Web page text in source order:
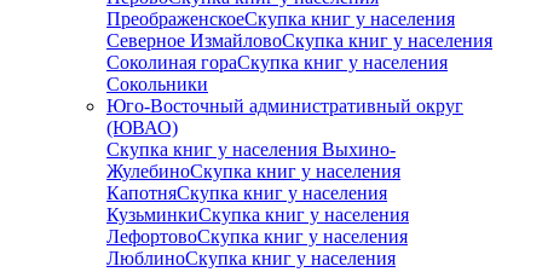
ПреображенскоеСкупка книг у населения
Северное ИзмайловоСкупка книг у населения
Соколиная гораСкупка книг у населения
Сокольники
Юго-Восточный административный округ
(ЮВАО)
Скупка книг у населения Выхино-
ЖулебиноСкупка книг у населения
КапотняСкупка книг у населения
КузьминкиСкупка книг у населения
ЛефортовоСкупка книг у населения
ЛюблиноСкупка книг у населения